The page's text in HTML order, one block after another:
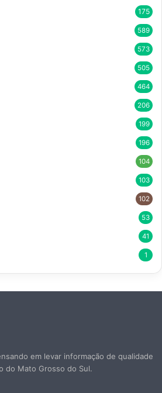
175
589
573
505
464
206
199
196
104
103
102
53
41
1
em levar informação de qualidade
do Mato Grosso do Sul.